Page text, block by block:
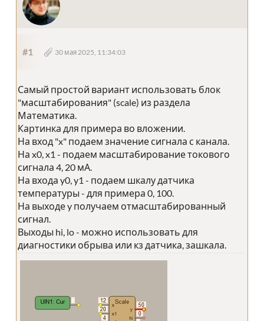
#1 30 мая 2025, 11:34:03
Самый простой вариант использовать блок
"масштабирования" (scale) из раздела
Математика.
Картинка для примера во вложении.
На вход "x" подаем значение сигнала с канала.
На x0, x1 - подаем масштабирование токового
сигнала 4, 20 мА.
На входа y0, y1 - подаем шкалу датчика
температуры - для примера 0, 100.
На выходе y получаем отмасштабированный
сигнал.
Выходы hi, lo - можно использовать для
диагностики обрыва или кз датчика, зашкала.